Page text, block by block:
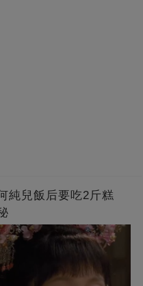
純兒飯后要吃2斤糕